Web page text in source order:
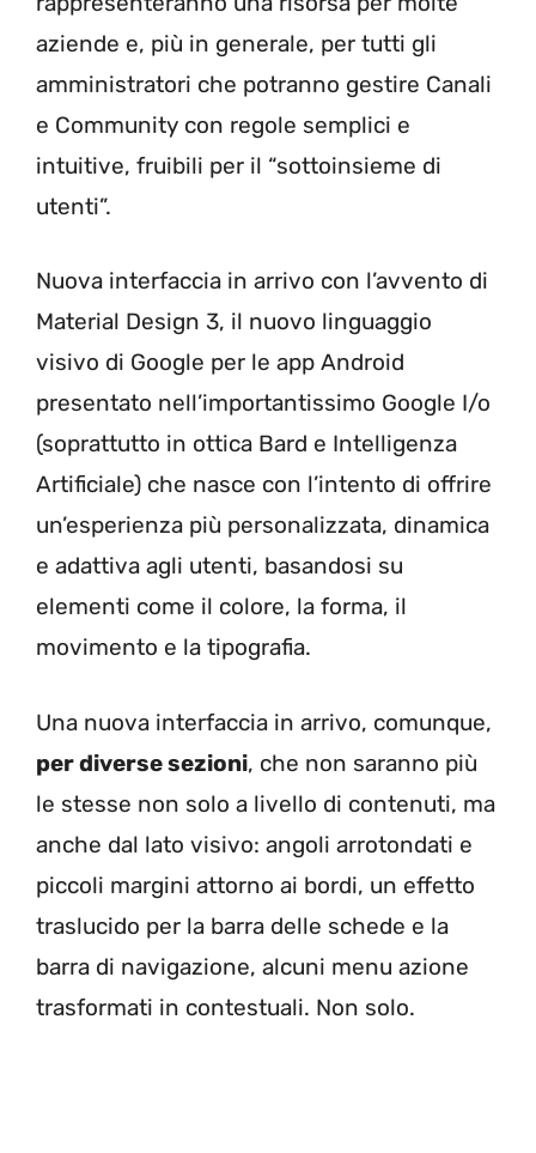
aziende e, più in generale, per tutti gli
amministratori che potranno gestire Canali
e Community con regole semplici e
intuitive, fruibili per il “sottoinsieme di
utenti”.
Nuova interfaccia in arrivo con l’avvento di
Material Design 3, il nuovo linguaggio
visivo di Google per le app Android
presentato nell’importantissimo Google I/o
(soprattutto in ottica Bard e Intelligenza
Artificiale) che nasce con l’intento di offrire
un’esperienza più personalizzata, dinamica
e adattiva agli utenti, basandosi su
elementi come il colore, la forma, il
movimento e la tipografia.
Una nuova interfaccia in arrivo, comunque,
per diverse sezioni, che non saranno più
le stesse non solo a livello di contenuti, ma
anche dal lato visivo: angoli arrotondati e
piccoli margini attorno ai bordi, un effetto
traslucido per la barra delle schede e la
barra di navigazione, alcuni menu azione
trasformati in contestuali. Non solo.